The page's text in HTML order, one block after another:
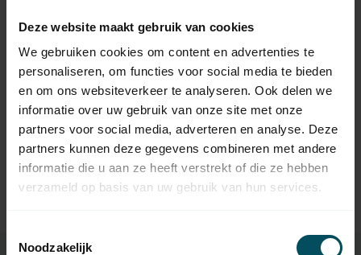
Deze website maakt gebruik van cookies
We gebruiken cookies om content en advertenties te
personaliseren, om functies voor social media te bieden
en om ons websiteverkeer te analyseren. Ook delen we
informatie over uw gebruik van onze site met onze
partners voor social media, adverteren en analyse. Deze
partners kunnen deze gegevens combineren met andere
informatie die u aan ze heeft verstrekt of die ze hebben
verzameld op basis van uw gebruik van hun services.
Noodzakelijk
SELVE
Selve Motorsteun voor
buismotor met starhead
motorkop
Op voorraad
4,95
SELVE
Selve Motorsteun blinde
beugel 165 tot 225 m voor
StarHead buismotor
8,95